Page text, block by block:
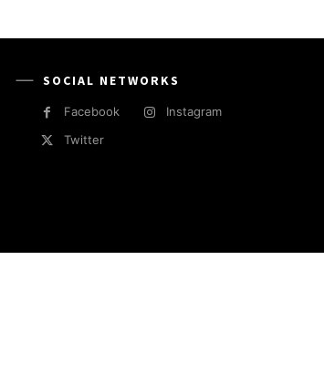
SOCIAL NETWORKS
Facebook
Instagram
Twitter